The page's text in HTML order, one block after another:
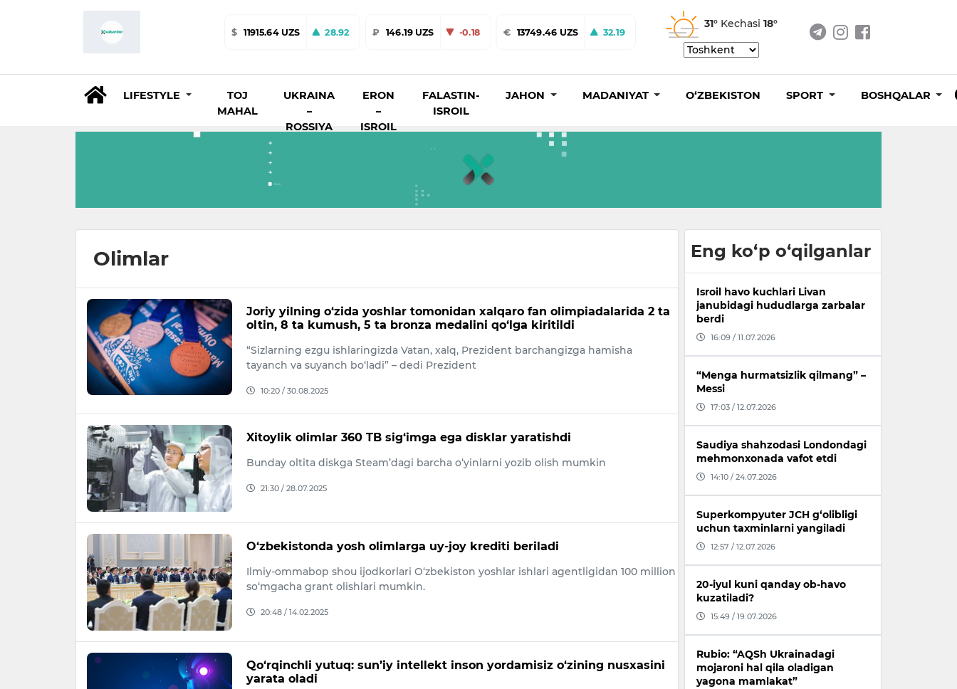
$ 11915.64 UZS 28.92 ₽ 146.19 UZS -0.18 € 13749.46 UZS 32.19
31° Kechasi 18°
LIFESTYLE
TOJ
MAHAL
UKRAINA
–
ROSSIYA
ERON
–
ISROIL
FALASTIN-
ISROIL
JAHON MADANIYAT O‘ZBEKISTON SPORT BOSHQALAR
Olimlar
Joriy yilning o‘zida yoshlar tomonidan xalqaro fan olimpiadalarida 2 ta
oltin, 8 ta kumush, 5 ta bronza medalini qo‘lga kiritildi
“Sizlarning ezgu ishlaringizda Vatan, xalq, Prezident barchangizga hamisha
tayanch va suyanch bo‘ladi” – dedi Prezident
10:20 / 30.08.2025
Xitoylik olimlar 360 TB sig‘imga ega disklar yaratishdi
Bunday oltita diskga Steam’dagi barcha o‘yinlarni yozib olish mumkin
21:30 / 28.07.2025
O‘zbekistonda yosh olimlarga uy-joy krediti beriladi
Ilmiy-ommabop shou ijodkorlari O‘zbekiston yoshlar ishlari agentligidan 100 million
so‘mgacha grant olishlari mumkin.
20:48 / 14.02.2025
Qo‘rqinchli yutuq: sun’iy intellekt inson yordamisiz o‘zining nusxasini
yarata oladi
Eng ko‘p o‘qilganlar
Isroil havo kuchlari Livan
janubidagi hududlarga zarbalar
berdi
16:09 / 11.07.2026
“Menga hurmatsizlik qilmang” –
Messi
17:03 / 12.07.2026
Saudiya shahzodasi Londondagi
mehmonxonada vafot etdi
14:10 / 24.07.2026
Superkompyuter JCH g‘olibligi
uchun taxminlarni yangiladi
12:57 / 12.07.2026
20-iyul kuni qanday ob-havo
kuzatiladi?
15:49 / 19.07.2026
Rubio: “AQSh Ukrainadagi
mojaroni hal qila oladigan
yagona mamlakat”